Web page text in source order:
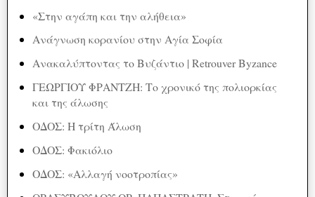
«Στην αγάπη και την αλήθεια»
Ανάγνωση κορανίου στην Αγία Σοφία
Ανακαλύπτοντας το Βυζάντιο | Retrouver Byzance
ΓΕΩΡΓΙΟΥ ΦΡΑΝΤΖΗ: Το χρονικό της πολιορκίας
και της άλωσης
ΟΔΟΣ: Η τρίτη Άλωση
ΟΔΟΣ: Φακιόλιο
ΟΔΟΣ: «Αλλαγή νοοτροπίας»